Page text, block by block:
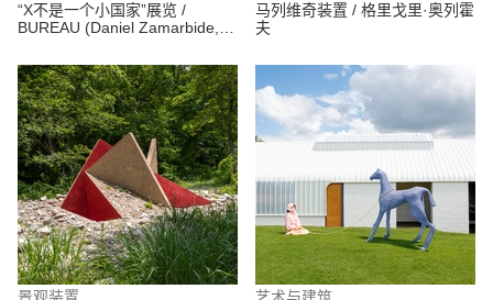
“X不是一个小国家”展览 /
BUREAU (Daniel Zamarbide,
Zamarbide)
马列维奇装置 / 格里戈里·奥列霍
夫